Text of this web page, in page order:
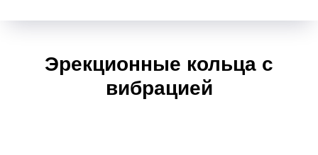
Эрекционные кольца с
вибрацией